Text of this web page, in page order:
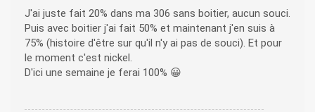
J'ai juste fait 20% dans ma 306 sans boitier, aucun souci.
Puis avec boitier j'ai fait 50% et maintenant j'en suis à
75% (histoire d'être sur qu'il n'y ai pas de souci). Et pour
le moment c'est nickel.
D'ici une semaine je ferai 100% 😀